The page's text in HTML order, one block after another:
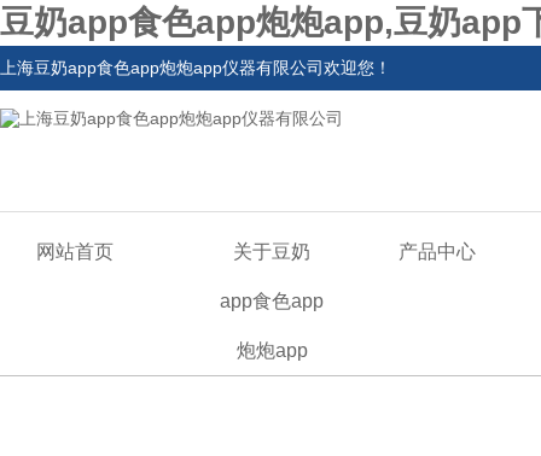
豆奶app食色app炮炮app,豆奶app
上海豆奶app食色app炮炮app仪器有限公司欢迎您！
网站首页 关于豆奶
app食色app
炮炮app
产品中心